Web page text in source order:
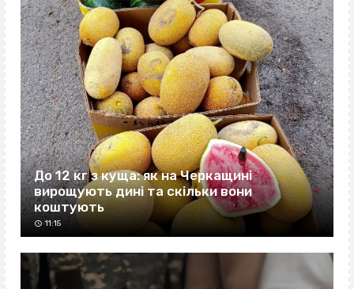
До 12 кг з куща: як на Черкащині
вирощують дині та скільки вони
коштують
11:15